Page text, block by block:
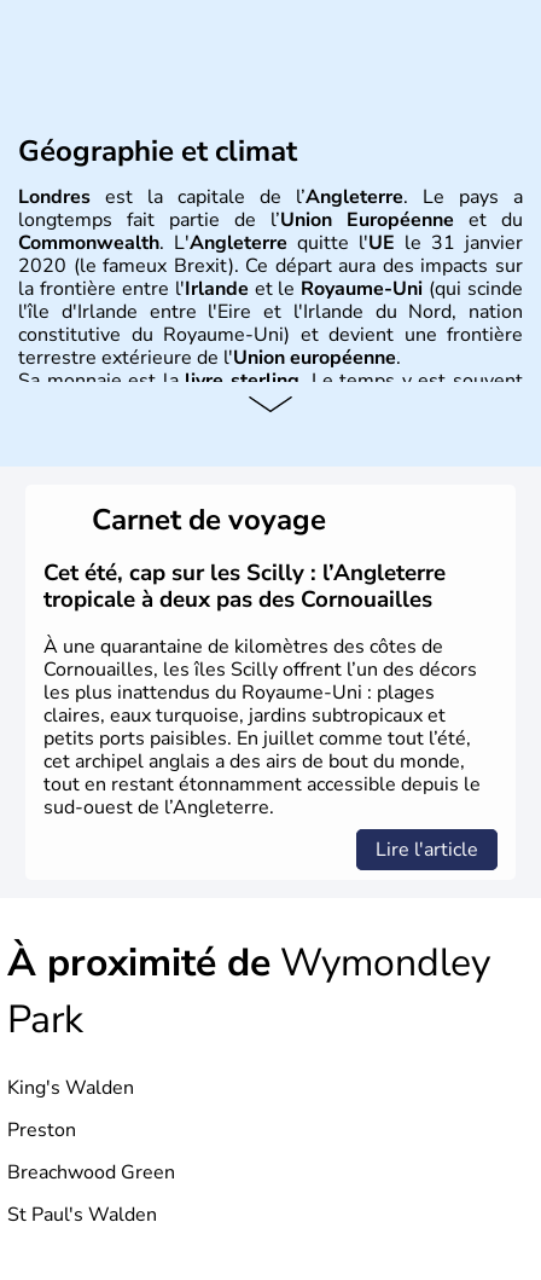
Géographie et climat
Londres est la capitale de l’Angleterre. Le pays a
longtemps fait partie de l’Union Européenne et du
Commonwealth. L'Angleterre quitte l'UE le 31 janvier
2020 (le fameux Brexit). Ce départ aura des impacts sur
la frontière entre l'Irlande et le Royaume-Uni (qui scinde
l'île d'Irlande entre l'Eire et l'Irlande du Nord, nation
constitutive du Royaume-Uni) et devient une frontière
terrestre extérieure de l'Union européenne.
Sa monnaie est lalivre sterling . Le temps y est souvent
instable avec de nombreuses précipitations : il s’agit d’un
Histoire et administration
L'Angleterre est l’une des quatre nations constitutives du
Royaume-Uni. Elle est peuplée de plus de 50 millions
d’habitants, les Anglais, et constitue à elle seule, près de
84% de la population de l’ensemble. Le pays s’est créé au
Xème siècle et tient son nom desAngles
germanique installé sur ces terres. Première démocratie
parlementaire au monde, elle doit son développement à
l’essor industriel du XIXème siècle.
Carnet de voyage
Cet été, cap sur les Scilly : l’Angleterre
tropicale à deux pas des Cornouailles
À une quarantaine de kilomètres des côtes de
Cornouailles, les îles Scilly offrent l’un des décors
les plus inattendus du Royaume-Uni : plages
claires, eaux turquoise, jardins subtropicaux et
petits ports paisibles. En juillet comme tout l’été,
cet archipel anglais a des airs de bout du monde,
tout en restant étonnamment accessible depuis le
sud-ouest de l’Angleterre.
Lire l'article
À proximité de Wymondley
Park
King's Walden
Preston
Breachwood Green
St Paul's Walden